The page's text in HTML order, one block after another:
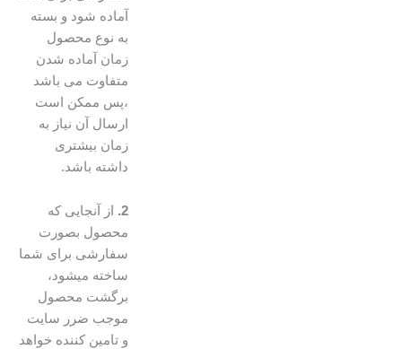
آماده شود و بسته
به نوع محصول
زمان آماده شدن
متفاوت می باشد
،پس ممکن است
ارسال آن نیاز به
زمان بیشتری
داشته باشد.
از آنجایی که
محصول بصورت
سفارشی برای شما
ساخته میشود،
برگشت محصول
موجب ضرر سایت
و تامین کننده خواهد